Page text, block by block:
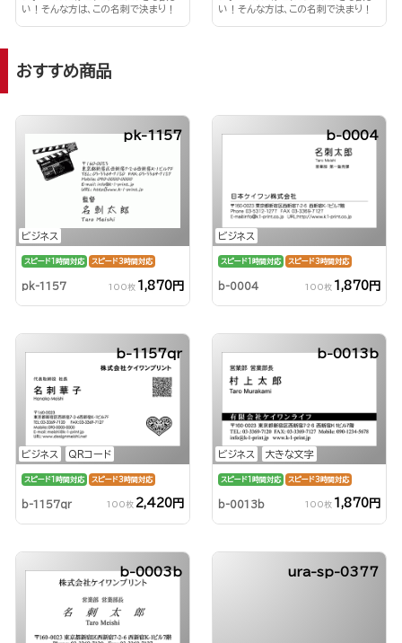
い！そんな方は、この名刺で決まり！
い！そんな方は、この名刺で決まり！
おすすめ商品
ビジネス
pk-1157
スピード1時間対応 スピード3時間対応
pk-1157 100枚 1,870円
ビジネス
b-0004
スピード1時間対応 スピード3時間対応
b-0004 100枚 1,870円
ビジネス QRコード
b-1157qr
スピード1時間対応 スピード3時間対応
b-1157qr 100枚 2,420円
ビジネス 大きな文字
b-0013b
スピード1時間対応 スピード3時間対応
b-0013b 100枚 1,870円
b-0003b ura-sp-0377